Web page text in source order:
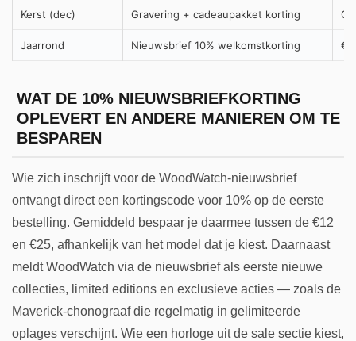
Kerst (dec) Gravering + cadeaupakket korting
Jaarrond Nieuwsbrief 10% welkomstkorting
WAT DE 10% NIEUWSBRIEFKORTING
OPLEVERT EN ANDERE MANIEREN OM TE
BESPAREN
Wie zich inschrijft voor de WoodWatch-nieuwsbrief
ontvangt direct een kortingscode voor 10% op de eerste
bestelling. Gemiddeld bespaar je daarmee tussen de €12
en €25, afhankelijk van het model dat je kiest. Daarnaast
meldt WoodWatch via de nieuwsbrief als eerste nieuwe
collecties, limited editions en exclusieve acties — zoals de
Maverick-chonograaf die regelmatig in gelimiteerde
oplages verschijnt. Wie een horloge uit de sale sectie kiest,